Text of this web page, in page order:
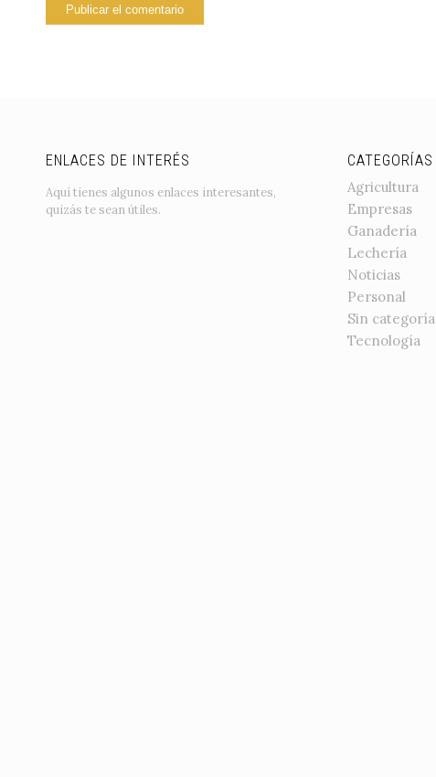
ENLACES DE INTERÉS
Aquí tienes algunos enlaces interesantes,
quizás te sean útiles.
CATEGORÍAS
Agricultura
Empresas
Ganadería
Lechería
Noticias
Personal
Sin categoría
Tecnología